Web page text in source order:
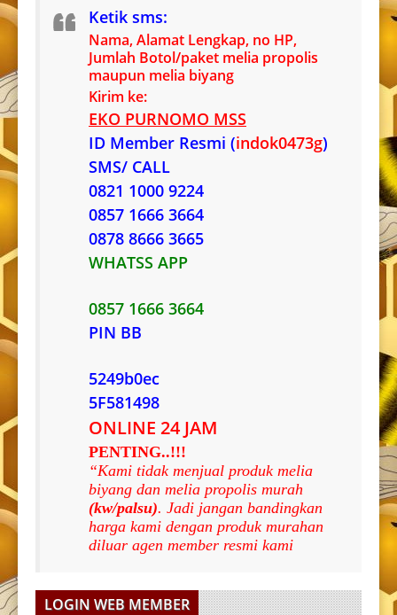
Ketik sms:
Nama, Alamat Lengkap, no HP,
Jumlah Botol/paket melia propolis
maupun melia biyang
Kirim ke:
EKO PURNOMO MSS
ID Member Resmi (indok0473g)
SMS/ CALL
0821 1000 9224
0857 1666 3664
0878 8666 3665
WHATSS APP
0857 1666 3664
PIN BB
5249b0ec
5F581498
ONLINE 24 JAM
PENTING..!!!
“Kami tidak menjual produk melia
biyang dan melia propolis murah
(kw/palsu). Jadi jangan bandingkan
harga kami dengan produk murahan
diluar agen member resmi kami
LOGIN WEB MEMBER